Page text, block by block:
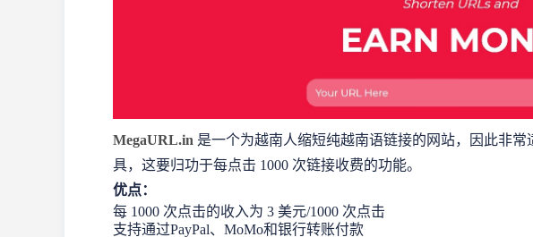
MegaURL.in 是一个为越南人缩短纯越南语链接的网站，因此非
具，这要归功于每点击 1000 次链接收费的功能。
优点：
每 1000 次点击的收入为 3 美元/1000 次点击
支持通过PayPal、MoMo和银行转账付款